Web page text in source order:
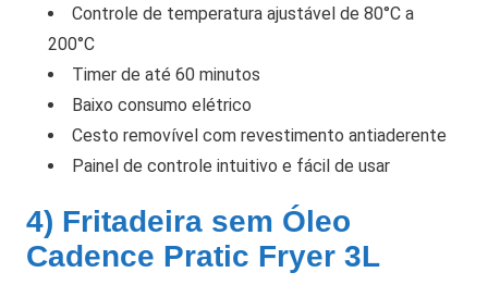
Controle de temperatura ajustável de 80°C a
200°C
Timer de até 60 minutos
Baixo consumo elétrico
Cesto removível com revestimento antiaderente
Painel de controle intuitivo e fácil de usar
4) Fritadeira sem Óleo
Cadence Pratic Fryer 3L